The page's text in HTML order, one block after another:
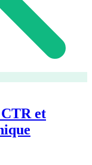
et